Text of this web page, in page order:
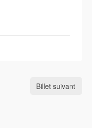
Billet suivant